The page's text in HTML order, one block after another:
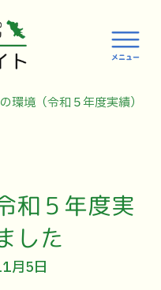
の環境（令和５年度実績）」
和５年度実
した
月5日